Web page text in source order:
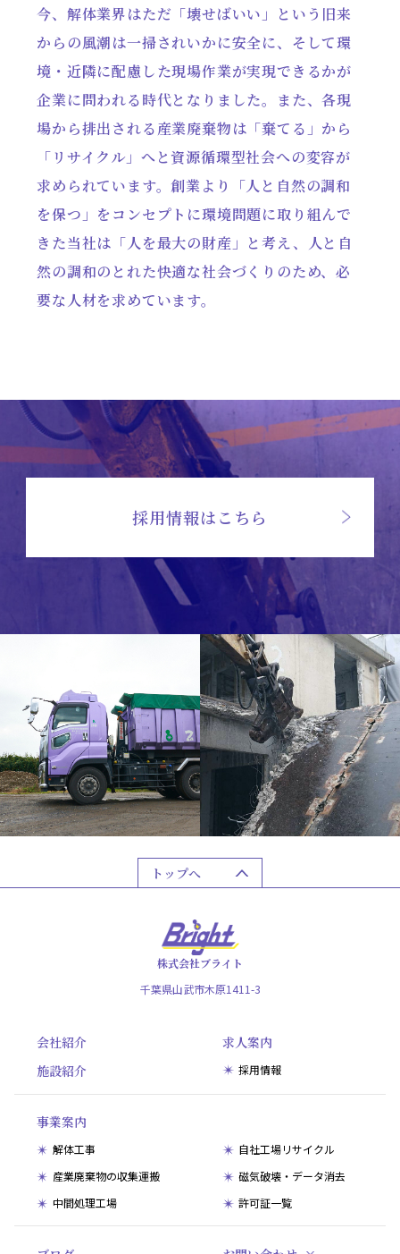
今、解体業界はただ「壊せばいい」という旧来
からの風潮は一掃されいかに安全に、そして環
境・近隣に配慮した現場作業が実現できるかが
企業に問われる時代となりました。また、各現
場から排出される産業廃棄物は「棄てる」から
「リサイクル」へと資源循環型社会への変容が
求められています。創業より「人と自然の調和
を保つ」をコンセプトに環境問題に取り組んで
きた当社は「人を最大の財産」と考え、人と自
然の調和のとれた快適な社会づくりのため、必
要な人材を求めています。
採用情報はこちら
トップへ
株式会社ブライト
千葉県山武市木原1411-3
会社紹介
施設紹介
求人案内
採用情報
事業案内
解体工事
産業廃棄物の収集運搬
中間処理工場
自社工場リサイクル
磁気破壊・データ消去
許可証一覧